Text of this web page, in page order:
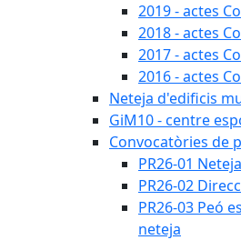
2019 - actes
2018 - actes
2017 - actes
2016 - actes
Neteja d'edificis
GiM10 - centre
Convocatòries de
PR26-01
PR26-02
PR26-03 Peó
neteja